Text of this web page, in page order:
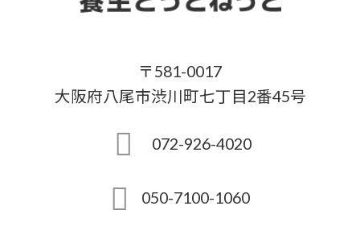
〒581-0017
大阪府八尾市渋川町七丁目2番45号
072-926-4020
050-7100-1060